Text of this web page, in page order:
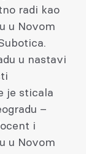
radi kao
u Novom
u nastavi
je sticala
–
i
u Novom